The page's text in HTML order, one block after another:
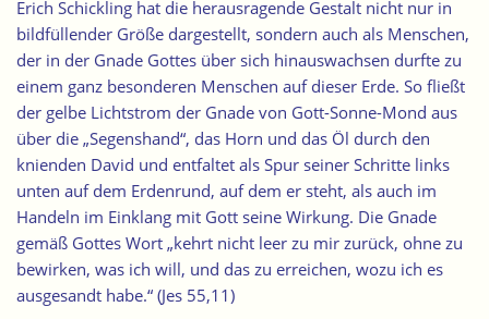
Erich Schickling hat die herausragende Gestalt nicht nur in
bildfüllender Größe dargestellt, sondern auch als Menschen,
der in der Gnade Gottes über sich hinauswachsen durfte zu
einem ganz besonderen Menschen auf dieser Erde. So fließt
der gelbe Lichtstrom der Gnade von Gott-Sonne-Mond aus
über die „Segenshand“, das Horn und das Öl durch den
knienden David und entfaltet als Spur seiner Schritte links
unten auf dem Erdenrund, auf dem er steht, als auch im
Handeln im Einklang mit Gott seine Wirkung. Die Gnade
gemäß Gottes Wort „kehrt nicht leer zu mir zurück, ohne zu
bewirken, was ich will, und das zu erreichen, wozu ich es
ausgesandt habe.“ (Jes 55,11)